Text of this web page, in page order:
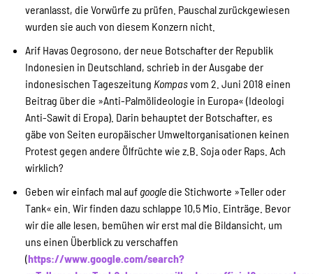
Indonesian
Suche
veranlasst, die Vorwürfe zu prüfen. Pauschal zurückgewiesen
wurden sie auch von diesem Konzern nicht.
Arif Havas Oegrosono, der neue Botschafter der Republik
Indonesien in Deutschland, schrieb in der Ausgabe der
indonesischen Tageszeitung Kompasvom 2. Juni 2018 einen
Beitrag über die »Anti-Palmölideologie in Europa« (Ideologi
Anti-Sawit di Eropa). Darin behauptet der Botschafter, es
gäbe von Seiten europäischer Umweltorganisationen keinen
Protest gegen andere Ölfrüchte wie z.B. Soja oder Raps. Ach
wirklich?
Geben wir einfach mal auf googledie Stichworte »Teller oder
Tank« ein. Wir finden dazu schlappe 10,5 Mio. Einträge. Bevor
wir die alle lesen, bemühen wir erst mal die Bildansicht, um
uns einen Überblick zu verschaffen
(https://www.google.com/search?